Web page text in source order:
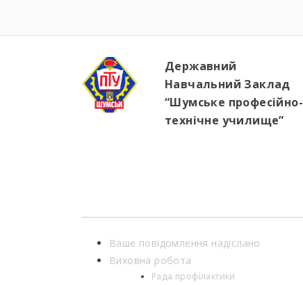
Державний
Навчальний Заклад
“Шумське професійно-
технічне училище”
Ваше повідомлення надіслано
Виховна робота
Рада профілактики